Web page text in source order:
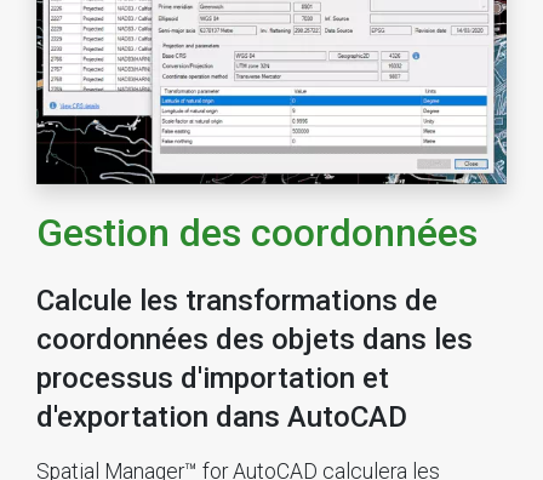
Gestion des coordonnées
Calcule les transformations de
coordonnées des objets dans les
processus d'importation et
d'exportation dans AutoCAD
Spatial Manager™ for AutoCAD calculera les